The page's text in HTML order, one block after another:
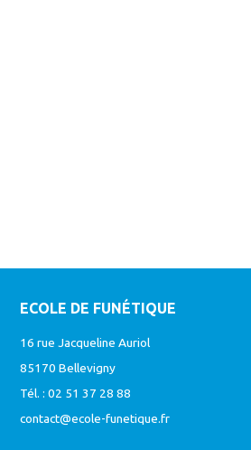
ECOLE DE FUNÉTIQUE
16 rue Jacqueline Auriol
85170 Bellevigny
Tél. : 02 51 37 28 88
contact@ecole-funetique.fr